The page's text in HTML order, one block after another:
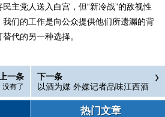
主党人送入白宫，但“新冷战”的敌视性
们的工作是向公众提供他们所遗漏的背
代的另一种选择。
上一条
没有了
下一条
以酒为媒 外媒记者品味江西酒
文化
热门文章